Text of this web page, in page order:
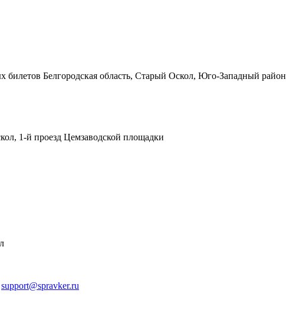
билетов Белгородская область, Старый Оскол, Юго-Западный район
1-й проезд Цемзаводской площадки
support@spravker.ru